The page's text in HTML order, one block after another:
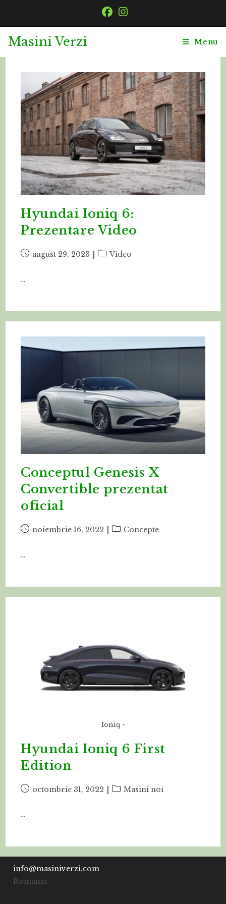
Masini Verzi Menu
Hyundai Ioniq 6:
Prezentare Video
Postaugust 29, 2023
PostVideo
…
Conceptul Genesis X
Convertible prezentat
oficial
Postnoiembrie 16, 2022
PostConcepte
…
Ioniq ^
Hyundai Ioniq 6 First
Edition
Postoctombrie 31, 2022
PostMasini noi
…
info@masiniverzi.com
Romania